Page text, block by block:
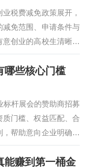
税费减免政策展开，
减免范围、申请条件与
意创业的高校生清晰了
创业初期成本，扫清政
。…
哪些核心门槛
标杆展会的赞助商招募
质门槛、权益匹配、合
帮助意向企业明确申
合作筹备，把握展会流
值提升。…
能赚到第一桶金